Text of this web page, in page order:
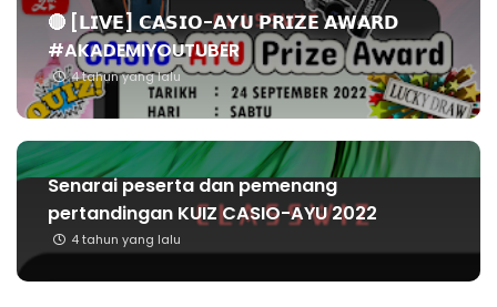
🔴 [𝗟𝗜𝗩𝗘] 𝗖𝗔𝗦𝗜𝗢-𝗔𝗬𝗨 𝗣𝗥𝗜𝗭𝗘 𝗔𝗪𝗔𝗥𝗗
#AKADEMIYOUTUBER
4 tahun yang lalu
Senarai peserta dan pemenang
pertandingan KUIZ CASIO-AYU 2022
4 tahun yang lalu